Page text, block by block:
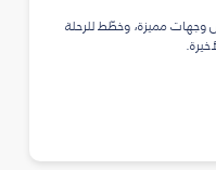
وجهات مميزة، وخطّط للرحلة